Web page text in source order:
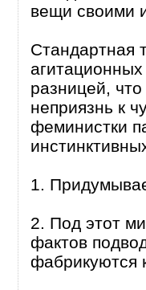
вещи своими
Стандартная
разницей,
неприязнь к
феминистки
1.
2. Под этот
фактов
фабрикуются